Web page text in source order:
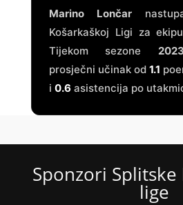
Marino Lončar
Košarkaškoj Ligi za ekipu
Tijekom sezone
prosječni učinak od 1.1
i 0.6 asistencija po
Sponzori Splitske
lige